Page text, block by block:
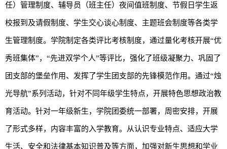
任）管理制度、辅导员（班主任）夜间值班制度、节假日学生返
校报到及请假制度、学生交心谈心制度、主题班会制度等各类学
生管理制度。学院制定各类评比考核制度，通过量化考核开展“优
秀班集体”，“先进双学个人”等评比，强化了班级凝聚力、巩固了
团支部的堡垒作用、发挥了学生团支部的先锋模范作用。通过“烛
光导航”系列活动，针对不同年级学生特点，开展特色思想政治教
育活动。针对一年级新生，学院团委统一部署，周密安排，开展
了形式多样，内容丰富的入学教育。从认识专业特点、适应大学
生活、安全和法律基本知识普及等方面，加强对新生思想和学业